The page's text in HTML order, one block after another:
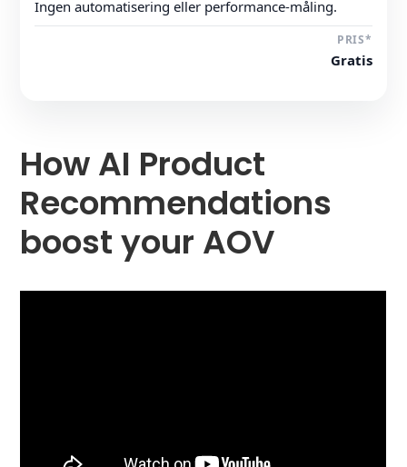
Ingen automatisering eller performance-måling.
Gratis
How AI Product
Recommendations
boost your AOV